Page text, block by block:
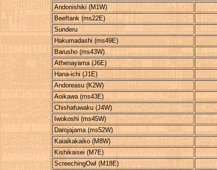
Andonishiki (M1W)
Beeftank (ms22E)
Sunderu
Hakumadashi (ms49E)
Barusho (ms43W)
Athenayama (J6E)
Hana-ichi (J1E)
Andoreasu (K2W)
Aoikawa (ms43E)
Chishafuwaku (J4W)
Iwokoshi (ms45W)
Darojajama (ms52W)
Kaiaikakaiko (M8W)
Kishikaisei (M7E)
ScreechingOwl (M18E)